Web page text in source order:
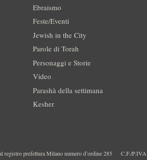
Ebraismo
Feste/Eventi
Jewish in the City
Parole di Torah
Personaggi e Storie
Video
Parashà della settimana
Kesher
registro prefettura Milano numero d’ordine 285 C.F./